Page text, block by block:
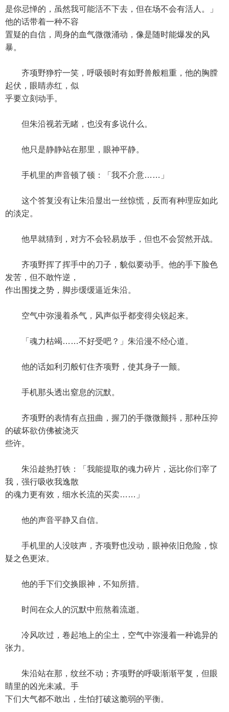
是你忌惮的，虽然我可能活不下去，但在场不会有活人。」
他的话带着一种不容
置疑的自信，周身的血气微微涌动，像是随时能爆发的风
暴。
齐项野狰狞一笑，呼吸顿时有如野兽般粗重，他的胸膛
起伏，眼睛赤红，似
乎要立刻动手。
但朱沿视若无睹，也没有多说什么。
他只是静静站在那里，眼神平静。
手机里的声音顿了顿：「我不介意……」
这个答复没有让朱沿显出一丝惊慌，反而有种理应如此
的淡定。
他早就猜到，对方不会轻易放手，但也不会贸然开战。
齐项野挥了挥手中的刀子，貌似要动手。他的手下脸色
发苦，但不敢忤逆，
作出围拢之势，脚步缓缓逼近朱沿。
空气中弥漫着杀气，风声似乎都变得尖锐起来。
「魂力枯竭……不好受吧？」朱沿漫不经心道。
他的话如利刃般钉住齐项野，使其身子一颤。
手机那头透出窒息的沉默。
齐项野的表情有点扭曲，握刀的手微微颤抖，那种压抑
的破坏欲仿佛被浇灭
些许。
朱沿趁热打铁：「我能提取的魂力碎片，远比你们宰了
我，强行吸收我逸散
的魂力更有效，细水长流的买卖……」
他的声音平静又自信。
手机里的人没吱声，齐项野也没动，眼神依旧危险，惊
疑之色更浓。
他的手下们交换眼神，不知所措。
时间在众人的沉默中煎熬着流逝。
冷风吹过，卷起地上的尘土，空气中弥漫着一种诡异的
张力。
朱沿站在那，纹丝不动；齐项野的呼吸渐渐平复，但眼
睛里的凶光未减。手
下们大气都不敢出，生怕打破这脆弱的平衡。